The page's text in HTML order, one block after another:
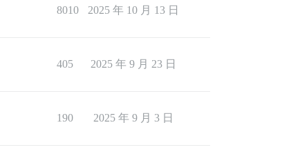
8010 2025 年 10 月 13 日
405 2025 年 9 月 23 日
190 2025 年 9 月 3 日